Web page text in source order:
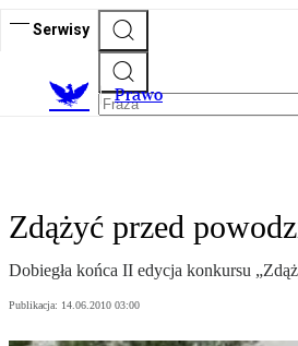
Serwisy
Prawo
Zdążyć przed
Dobiegła końca II edycja konkursu
Publikacja: 14.06.2010 03:00